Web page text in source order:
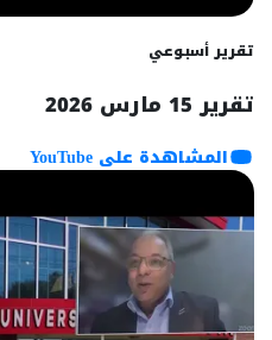
تقرير أسبوعي
تقرير 15 مارس 2026
المشاهدة على YouTube